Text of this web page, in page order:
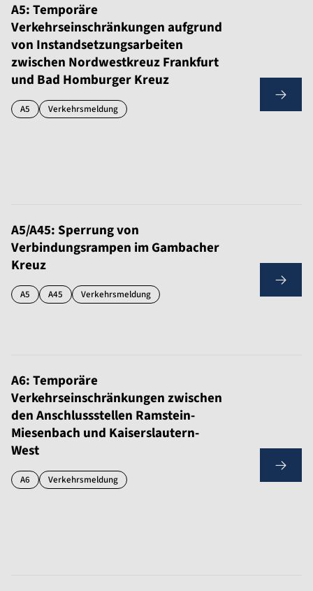
A5: Temporäre
Verkehrseinschränkungen aufgrund
von Instandsetzungsarbeiten
zwischen Nordwestkreuz Frankfurt
und Bad Homburger Kreuz
A5 Verkehrsmeldung
A5/A45: Sperrung von
Verbindungsrampen im Gambacher
Kreuz
A5 A45 Verkehrsmeldung
A6: Temporäre
Verkehrseinschränkungen zwischen
den Anschlussstellen Ramstein-
Miesenbach und Kaiserslautern-
West
A6 Verkehrsmeldung